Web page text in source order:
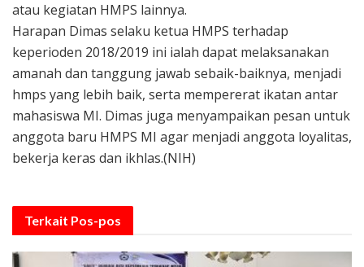
atau kegiatan HMPS lainnya.
Harapan Dimas selaku ketua HMPS terhadap
keperioden 2018/2019 ini ialah dapat melaksanakan
amanah dan tanggung jawab sebaik-baiknya, menjadi
hmps yang lebih baik, serta mempererat ikatan antar
mahasiswa MI. Dimas juga menyampaikan pesan untuk
anggota baru HMPS MI agar menjadi anggota loyalitas,
bekerja keras dan ikhlas.(NIH)
Terkait Pos-pos